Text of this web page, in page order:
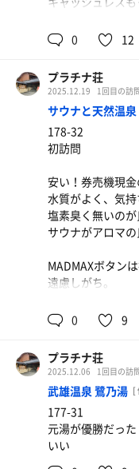
サウナ室の大きな
の解放感は良かっ
マットが汗でび
を受け取ったんだ
手桶が全然置か
露天エリアの休
い！
休憩椅子という
公園にありそうな
吉野ヶ里らしい演
露天はいい温度の
内湯の源泉浴は心
地元の人に愛され
0 12
プラチナ荘
2025.12.19 1回目の訪
サウナと天然温
178-32
初訪問
安い！券売機現
水質がよく、気持
塩素臭く無いのが
サウナがアロマ
MADMAXボタン
遠慮しがち。
ところ狭しと休憩
空間はゆったり
天井は低め
若者の複数人で来
また来たいとは思
0 9
プラチナ荘
2025.12.06 1回目の訪
武雄温泉 鷺乃湯 [
177-31
元湯が優勝だった
いい